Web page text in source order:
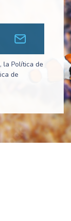
la Política de
de